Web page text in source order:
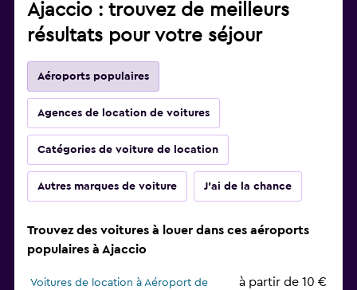
Ajaccio : trouvez de meilleurs
résultats pour votre séjour
Aéroports populaires
Agences de location de voitures
Catégories de voiture de location
Autres marques de voiture J'ai de la chance
Trouvez des voitures à louer dans ces aéroports
populaires à Ajaccio
Voitures de location à Aéroport de
à partir de 10 €